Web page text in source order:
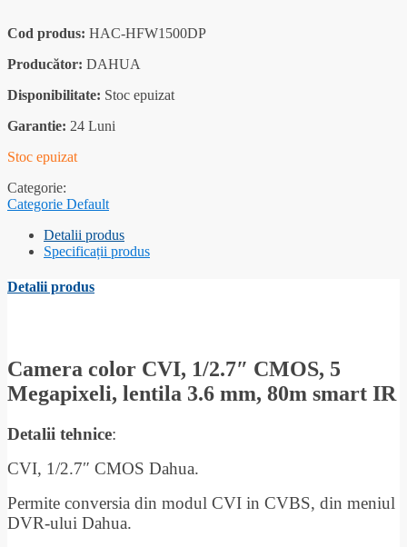
Cod produs: HAC-HFW1500DP
Producător: DAHUA
Disponibilitate: Stoc epuizat
Garantie: 24 Luni
Stoc epuizat
Categorie:
Categorie Default
Detalii produs
Specificații produs
Detalii produs
Camera color CVI, 1/2.7″ CMOS, 5
Megapixeli, lentila 3.6 mm, 80m smart IR
Detalii tehnice:
CVI, 1/2.7″ CMOS Dahua.
Permite conversia din modul CVI in CVBS, din meniul
DVR-ului Dahua.